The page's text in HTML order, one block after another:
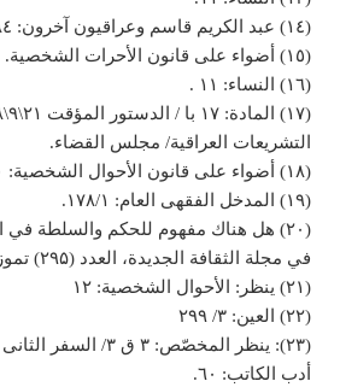
(١٤) عبد الكريم قاسم وعراقيون آخرون: ٨٤.
(١٥) أضواء على قانون الأحرات الشخصية. ١٥.
(١٦) النساء: ۱۱ .
التشريعات العراقية/ مجلس القضاء.
(١٨) أضواء على قانون الأحوال الشخصية: ١٠.
(١٩) المدخل الفقهی العام: ۱۷۸/۱.
(٢٠) هل هناك مفهوم للحكم والسلطة في
في مجلة الثقافة الجديدة، العدد (۲۹۵) تموز – آب.
(۲۱) ينظر: الأحوال الشخصية: ١٢
(٢٢) العين: ٣/ ٢٩٩
أدب الکاتب: ٦٠.